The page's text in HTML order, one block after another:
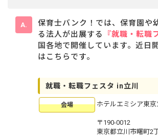
保育士バンク！では、保育園や
る法人が出展する
『就職・転職
国各地で開催しています。近日
はこちらです。
就職・転職フェスタ in立川
会場 ホテルエミシア東京
〒190-0012
東京都立川市曙町2